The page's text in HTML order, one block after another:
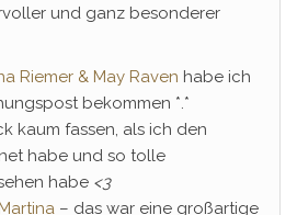
und ganz besonderer
Riemer & May Raven habe ich
bekommen *.*
kaum fassen, als ich den
habe und so tolle
habe <3
Martina – das war eine großartige